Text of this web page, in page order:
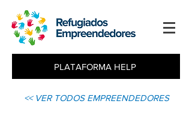
PLATAFORMA HELP
<< VER TODOS EMPREENDEDORES